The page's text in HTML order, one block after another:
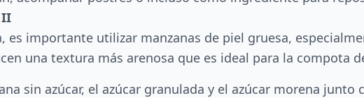
II
es importante utilizar manzanas de piel gruesa,
una textura más arenosa que es ideal para la compota
sin azúcar, el azúcar granulada y el azúcar morena junto